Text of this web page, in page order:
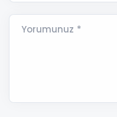
Yorumunuz *